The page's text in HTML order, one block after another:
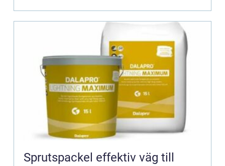
Sprutspackel effektiv väg till